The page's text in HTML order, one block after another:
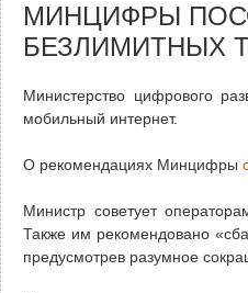
МИНЦИФРЫ
БЕЗЛИМИТНЫХ
Министерство цифрового
мобильный интернет.
О рекомендациях Минцифры
Министр советует
Также им рекомендовано
предусмотрев разумное